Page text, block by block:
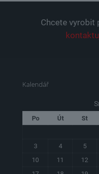
Chcete vyrobit
Kalendář
Po Út St
3
4 5
10
11 12